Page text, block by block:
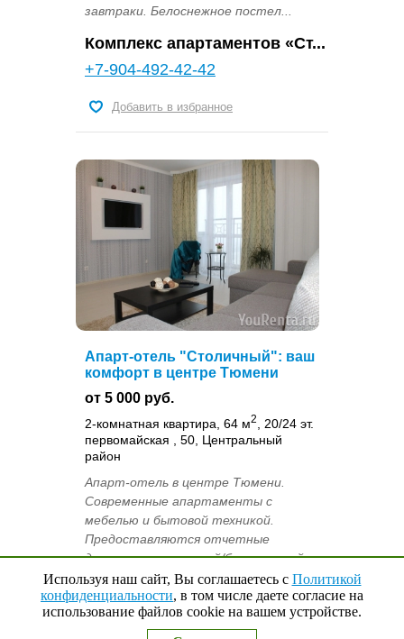
завтраки. Белоснежное постел...
Комплекс апартаментов «Ст...
+7-904-492-42-42
Добавить в избранное
Апарт-отель "Столичный": ваш
комфорт в центре Тюмени
от 5 000 руб.
2-комнатная квартира, 64 м2
, 20/24 эт.
первомайская , 50, Центральный
район
Апарт-отель в центре Тюмени.
Современные апартаменты с
мебелью и бытовой техникой.
Предоставляются отчетные
документы, наличный/безналичный
расчет. Есть подземный паркинг,
завтраки. Белоснежное постел...
Комплекс апартаментов «Ст...
Используя наш сайт, Вы соглашаетесь с Политикой
конфиденциальности, в том числе даете согласие на
использование файлов cookie на вашем устройстве.
Выбранные квартиры 0 Наверх